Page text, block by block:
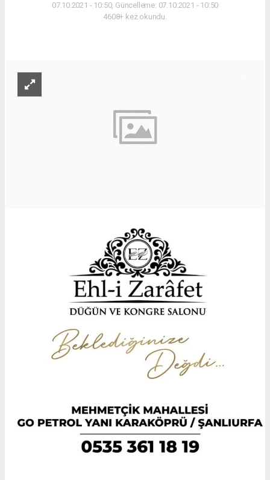
07.10.2021 - 10:50, Güncelleme: 07.10.2021 - 10:50
4608+ kez okundu.